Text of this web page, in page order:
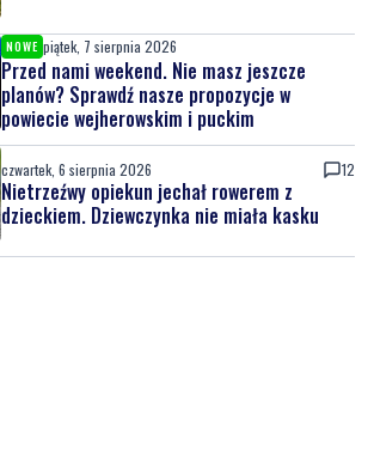
NOWE piątek, 7 sierpnia 2026
Przed nami weekend. Nie masz jeszcze
planów? Sprawdź nasze propozycje w
powiecie wejherowskim i puckim
czwartek, 6 sierpnia 2026 12
Nietrzeźwy opiekun jechał rowerem z
dzieckiem. Dziewczynka nie miała kasku